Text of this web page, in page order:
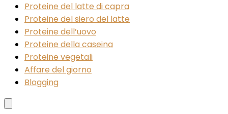
Proteine del latte di capra
Proteine del siero del latte
Proteine dell’uovo
Proteine della caseina
Proteine vegetali
Affare del giorno
Blogging